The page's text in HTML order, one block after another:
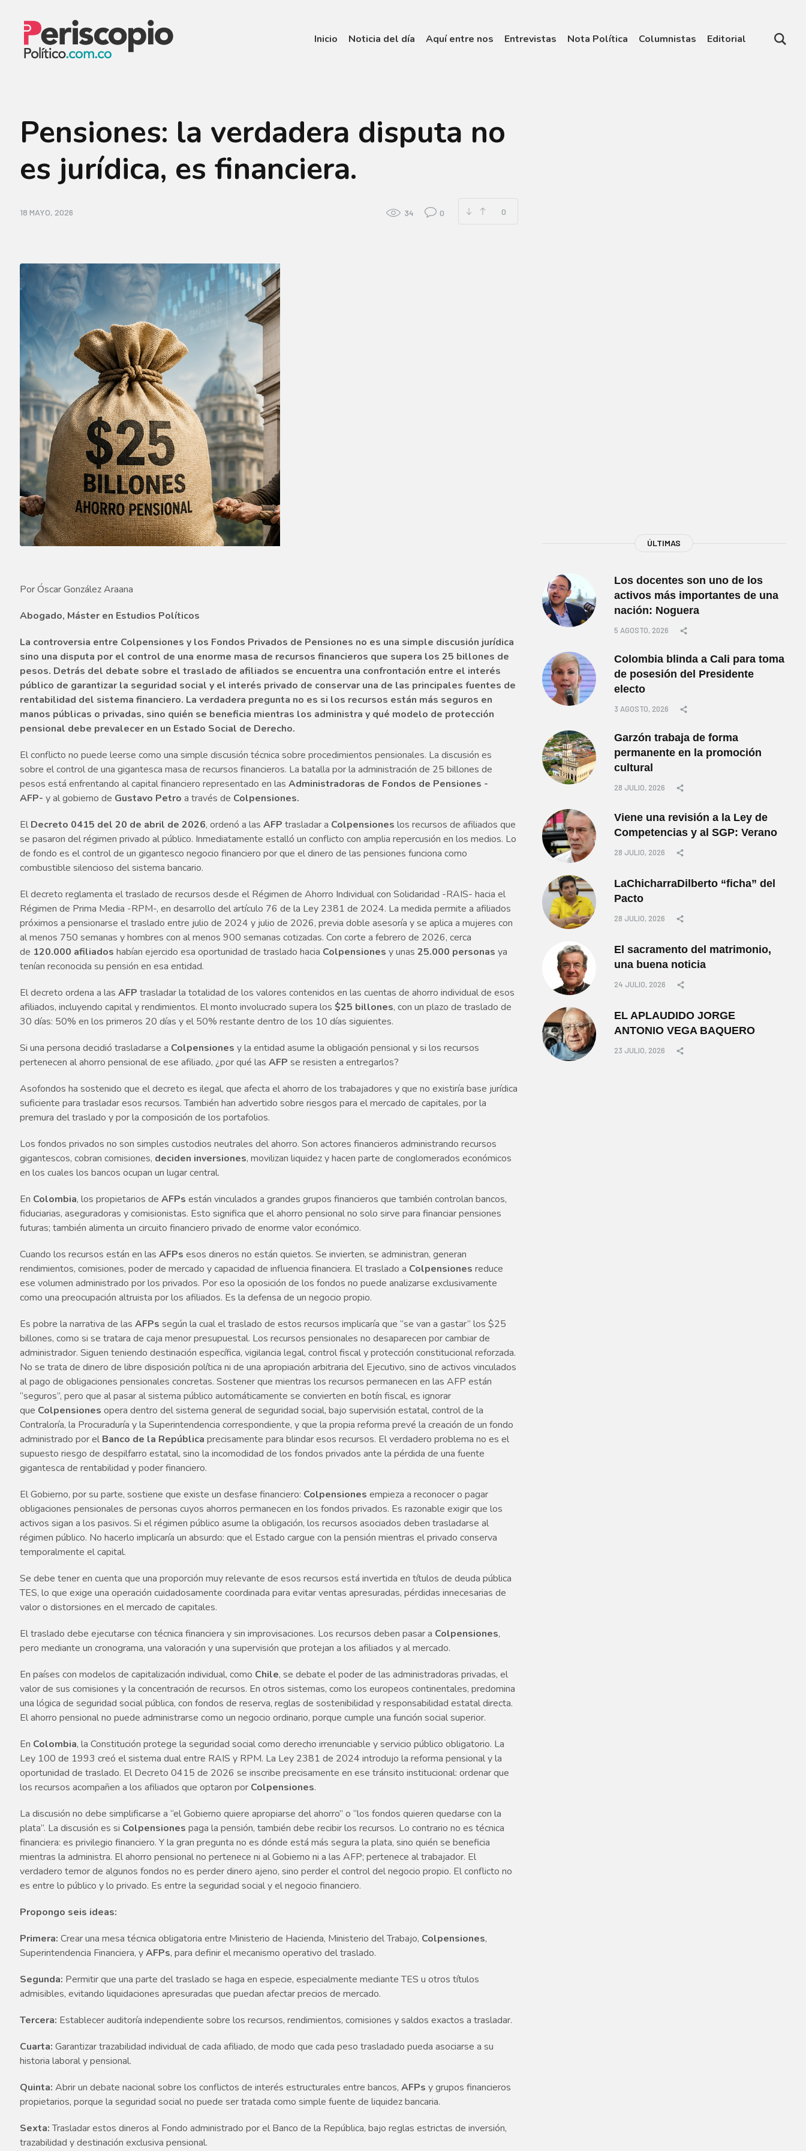
Inicio Noticia del día Aquí entre nos Entrevistas Nota Política Columnistas Editorial
Pensiones: la verdadera disputa no
es jurídica, es financiera.
34 0 0
18 MAYO, 2026
Por Óscar González Araana
Abogado, Máster en Estudios Políticos
La controversia entre Colpensiones y los Fondos Privados de Pensiones no es una simple discusión jurídica
sino una disputa por el control de una enorme masa de recursos financieros que supera los 25 billones de
pesos. Detrás del debate sobre el traslado de afiliados se encuentra una confrontación entre el interés
público de garantizar la seguridad social y el interés privado de conservar una de las principales fuentes de
rentabilidad del sistema financiero. La verdadera pregunta no es si los recursos están más seguros en
manos públicas o privadas, sino quién se beneficia mientras los administra y qué modelo de protección
pensional debe prevalecer en un Estado Social de Derecho.
El conflicto no puede leerse como una simple discusión técnica sobre procedimientos pensionales. La discusión es
sobre el control de una gigantesca masa de recursos financieros. La batalla por la administración de 25 billones de
pesos está enfrentando al capital financiero representado en lasAdministradoras de Fondos de Pensiones -
AFP- y al gobierno de Gustavo Petro a través de Colpensiones.
El Decreto 0415 del 20 de abril de 2026, ordenó a lasAFP trasladar a Colpensiones los recursos de afiliados que
se pasaron del régimen privado al público. Inmediatamente estalló un conflicto con amplia repercusión en los medios. Lo
de fondo es el control de un gigantesco negocio financiero por que el dinero de las pensiones funciona como
combustible silencioso del sistema bancario.
El decreto reglamenta el traslado de recursos desde el Régimen de Ahorro Individual con Solidaridad -RAIS- hacia el
Régimen de Prima Media -RPM-, en desarrollo del artículo 76 de la Ley 2381 de 2024. La medida permite a afiliados
próximos a pensionarse el traslado entre julio de 2024 y julio de 2026, previa doble asesoría y se aplica a mujeres con
al menos 750 semanas y hombres con al menos 900 semanas cotizadas. Con corte a febrero de 2026, cerca
de 120.000 afiliados habían ejercido esa oportunidad de traslado hacia Colpensiones y unas25.000 personas ya
tenían reconocida su pensión en esa entidad.
El decreto ordena a lasAFP trasladar la totalidad de los valores contenidos en las cuentas de ahorro individual de esos
afiliados, incluyendo capital y rendimientos. El monto involucrado supera los$25 billones, con un plazo de traslado de
30 días: 50% en los primeros 20 días y el 50% restante dentro de los 10 días siguientes.
Si una persona decidió trasladarse a Colpensiones y la entidad asume la obligación pensional y si los recursos
pertenecen al ahorro pensional de ese afiliado, ¿por qué lasAFP se resisten a entregarlos?
Asofondos ha sostenido que el decreto es ilegal, que afecta el ahorro de los trabajadores y que no existiría base jurídica
suficiente para trasladar esos recursos. También han advertido sobre riesgos para el mercado de capitales, por la
premura del traslado y por la composición de los portafolios.
Los fondos privados no son simples custodios neutrales del ahorro. Son actores financieros administrando recursos
gigantescos, cobran comisiones, deciden inversiones, movilizan liquidez y hacen parte de conglomerados económicos
en los cuales los bancos ocupan un lugar central.
En Colombia, los propietarios deAFPs están vinculados a grandes grupos financieros que también controlan bancos,
fiduciarias, aseguradoras y comisionistas. Esto significa que el ahorro pensional no solo sirve para financiar pensiones
futuras; también alimenta un circuito financiero privado de enorme valor económico.
Cuando los recursos están en lasAFPs esos dineros no están quietos. Se invierten, se administran, generan
rendimientos, comisiones, poder de mercado y capacidad de influencia financiera. El traslado a Colpensiones reduce
ese volumen administrado por los privados. Por eso la oposición de los fondos no puede analizarse exclusivamente
como una preocupación altruista por los afiliados. Es la defensa de un negocio propio.
Es pobre la narrativa de lasAFPs según la cual el traslado de estos recursos implicaría que “se van a gastar” los $25
billones, como si se tratara de caja menor presupuestal. Los recursos pensionales no desaparecen por cambiar de
administrador. Siguen teniendo destinación específica, vigilancia legal, control fiscal y protección constitucional reforzada.
No se trata de dinero de libre disposición política ni de una apropiación arbitraria del Ejecutivo, sino de activos vinculados
al pago de obligaciones pensionales concretas. Sostener que mientras los recursos permanecen en las AFP están
“seguros”, pero que al pasar al sistema público automáticamente se convierten en botín fiscal, es ignorar
que Colpensiones opera dentro del sistema general de seguridad social, bajo supervisión estatal, control de la
Contraloría, la Procuraduría y la Superintendencia correspondiente, y que la propia reforma prevé la creación de un fondo
administrado por el Banco de la República precisamente para blindar esos recursos. El verdadero problema no es el
supuesto riesgo de despilfarro estatal, sino la incomodidad de los fondos privados ante la pérdida de una fuente
gigantesca de rentabilidad y poder financiero.
El Gobierno, por su parte, sostiene que existe un desfase financiero: Colpensiones empieza a reconocer o pagar
obligaciones pensionales de personas cuyos ahorros permanecen en los fondos privados. Es razonable exigir que los
activos sigan a los pasivos. Si el régimen público asume la obligación, los recursos asociados deben trasladarse al
régimen público. No hacerlo implicaría un absurdo: que el Estado cargue con la pensión mientras el privado conserva
temporalmente el capital.
Se debe tener en cuenta que una proporción muy relevante de esos recursos está invertida en títulos de deuda pública
TES, lo que exige una operación cuidadosamente coordinada para evitar ventas apresuradas, pérdidas innecesarias de
valor o distorsiones en el mercado de capitales.
El traslado debe ejecutarse con técnica financiera y sin improvisaciones. Los recursos deben pasar a Colpensiones,
pero mediante un cronograma, una valoración y una supervisión que protejan a los afiliados y al mercado.
En países con modelos de capitalización individual, como Chile, se debate el poder de las administradoras privadas, el
valor de sus comisiones y la concentración de recursos. En otros sistemas, como los europeos continentales, predomina
una lógica de seguridad social pública, con fondos de reserva, reglas de sostenibilidad y responsabilidad estatal directa.
El ahorro pensional no puede administrarse como un negocio ordinario, porque cumple una función social superior.
En Colombia, la Constitución protege la seguridad social como derecho irrenunciable y servicio público obligatorio. La
Ley 100 de 1993 creó el sistema dual entre RAIS y RPM. La Ley 2381 de 2024 introdujo la reforma pensional y la
oportunidad de traslado. El Decreto 0415 de 2026 se inscribe precisamente en ese tránsito institucional: ordenar que
los recursos acompañen a los afiliados que optaron por Colpensiones.
La discusión no debe simplificarse a “el Gobierno quiere apropiarse del ahorro” o “los fondos quieren quedarse con la
plata”. La discusión es si Colpensiones paga la pensión, también debe recibir los recursos. Lo contrario no es técnica
financiera: es privilegio financiero. Y la gran pregunta no es dónde está más segura la plata, sino quién se beneficia
mientras la administra. El ahorro pensional no pertenece ni al Gobierno ni a las AFP; pertenece al trabajador. El
verdadero temor de algunos fondos no es perder dinero ajeno, sino perder el control del negocio propio. El conflicto no
es entre lo público y lo privado. Es entre la seguridad social y el negocio financiero.
Propongo seis ideas:
Primera: Crear una mesa técnica obligatoria entre Ministerio de Hacienda, Ministerio del Trabajo, Colpensiones,
Superintendencia Financiera, yAFPs, para definir el mecanismo operativo del traslado.
Segunda: Permitir que una parte del traslado se haga en especie, especialmente mediante TES u otros títulos
admisibles, evitando liquidaciones apresuradas que puedan afectar precios de mercado.
Tercera: Establecer auditoría independiente sobre los recursos, rendimientos, comisiones y saldos exactos a trasladar.
Cuarta: Garantizar trazabilidad individual de cada afiliado, de modo que cada peso trasladado pueda asociarse a su
historia laboral y pensional.
Quinta: Abrir un debate nacional sobre los conflictos de interés estructurales entre bancos,AFPs y grupos financieros
propietarios, porque la seguridad social no puede ser tratada como simple fuente de liquidez bancaria.
Sexta:Trasladar estos dineros al Fondo administrado por el Banco de la República, bajo reglas estrictas de inversión,
trazabilidad y destinación exclusiva pensional.
ÚLTIMAS
Los docentes son uno de los
activos más importantes de una
nación: Noguera
5 AGOSTO, 2026
Colombia blinda a Cali para toma
de posesión del Presidente
electo
3 AGOSTO, 2026
Garzón trabaja de forma
permanente en la promoción
cultural
28 JULIO, 2026
Viene una revisión a la Ley de
Competencias y al SGP: Verano
28 JULIO, 2026
LaChicharraDilberto “ficha” del
Pacto
28 JULIO, 2026
El sacramento del matrimonio,
una buena noticia
24 JULIO, 2026
EL APLAUDIDO JORGE
ANTONIO VEGA BAQUERO
23 JULIO, 2026